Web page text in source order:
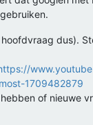
dus).
1709482879
of nieuwe